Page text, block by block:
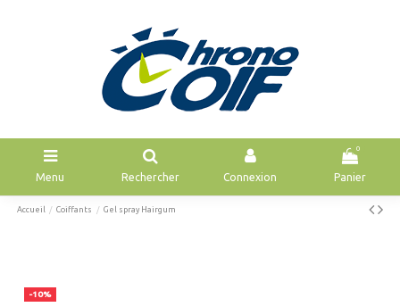
Menu Rechercher Connexion
0
Panier
Accueil Coiffants Gel spray Hairgum
-10%